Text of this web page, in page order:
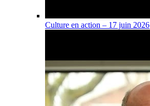
Culture en action – 17 juin 2026